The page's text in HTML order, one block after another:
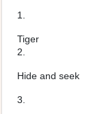
1.
Tiger
2.
Hide and seek
3.